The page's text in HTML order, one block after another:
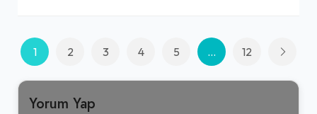
1 2 3 4 5 ... 12
Yorum Yap